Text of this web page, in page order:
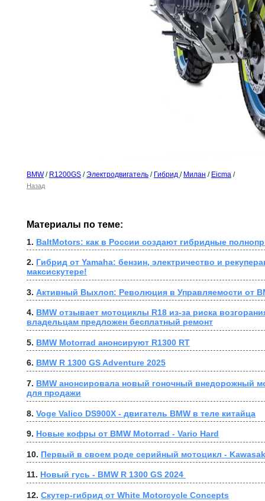
BMW/ R1200GS /Электродвигатель / Гибрид / Милан / Eicma /
Назад
Материалы по теме:
1. BaltMotors: как в России создают гибридные
2. Гибрид от Yamaha: бензин, электричество и
максискутере!
3. Активный Выхлоп: Революция в Управляемости от
4. BMW отзывает мотоциклы R18 из-за риска
владельцам предложен бесплатный ремонт
5. BMW Motorrad анонсируют R1300 RT
6. BMW R 1300 GS Adventure 2025
7. BMW анонсировала новый гоночный внедорожный
для продажи
8. Voge Valico DS900X - двигатель BMW в теле китайца
9. Новые кофры от BMW Motorrad - Vario Hard
10. Первый в своем роде серийный мотоцикл -
11. Новый гусь - BMW R 1300 GS 2024
12. Скутер-гибрид от White Motorcycle Concepts